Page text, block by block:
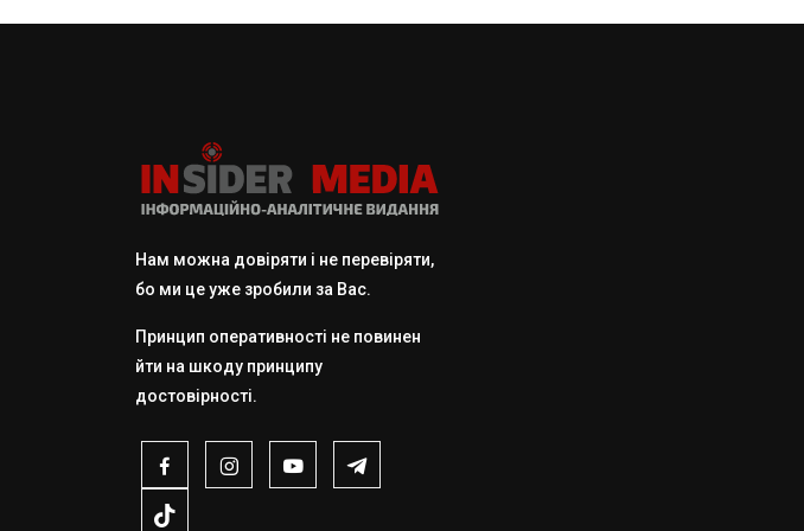
Нам можна довіряти і не перевіряти,
бо ми це уже зробили за Вас.
Принцип оперативності не повинен
йти на шкоду принципу
достовірності.